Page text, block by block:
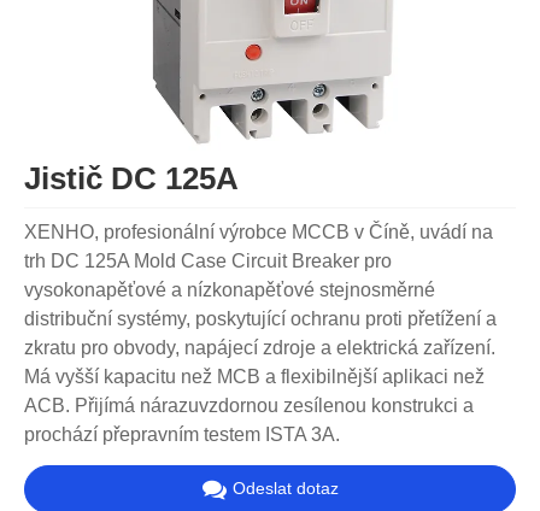
Jistič DC 125A
XENHO, profesionální výrobce MCCB v Číně, uvádí na
trh DC 125A Mold Case Circuit Breaker pro
vysokonapěťové a nízkonapěťové stejnosměrné
distribuční systémy, poskytující ochranu proti přetížení a
zkratu pro obvody, napájecí zdroje a elektrická zařízení.
Má vyšší kapacitu než MCB a flexibilnější aplikaci než
ACB. Přijímá nárazuvzdornou zesílenou konstrukci a
prochází přepravním testem ISTA 3A.
Odeslat dotaz